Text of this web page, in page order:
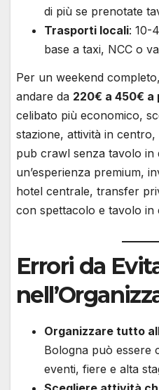
di più se prenotate
Trasporti locali: 10-
base a taxi, NCC o
Per un weekend
andare da 220€ a 450€ a
celibato più economico,
stazione, attività in
pub crawl senza tavolo in
un’esperienza premium,
hotel centrale, transfer
con spettacolo e tavolo in
Errori da
Organizzare tutto
Bologna può essere
eventi, fiere e alta